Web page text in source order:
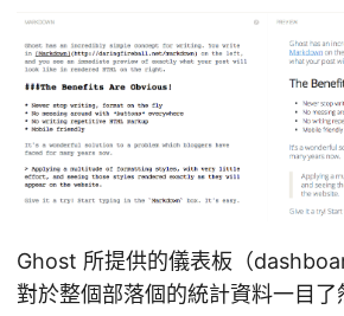
Ghost 所提供的儀表板（
對於整個部落個的統計資料一目